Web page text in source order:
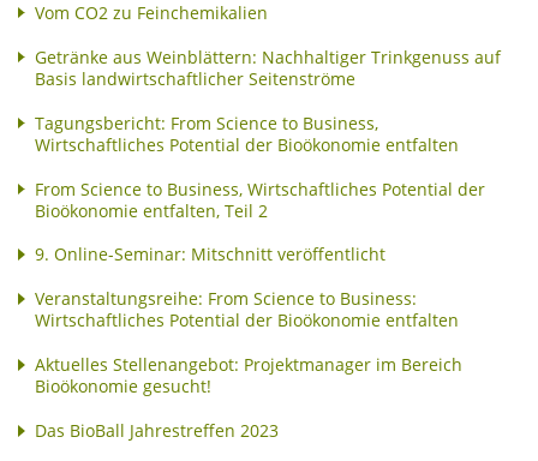
Vom CO2 zu Feinchemikalien
Getränke aus Weinblättern: Nachhaltiger Trinkgenuss auf
Basis landwirtschaftlicher Seitenströme
Tagungsbericht: From Science to Business,
Wirtschaftliches Potential der Bioökonomie entfalten
From Science to Business, Wirtschaftliches Potential der
Bioökonomie entfalten, Teil 2
9. Online-Seminar: Mitschnitt veröffentlicht
Veranstaltungsreihe: From Science to Business:
Wirtschaftliches Potential der Bioökonomie entfalten
Aktuelles Stellenangebot: Projektmanager im Bereich
Bioökonomie gesucht!
Das BioBall Jahrestreffen 2023